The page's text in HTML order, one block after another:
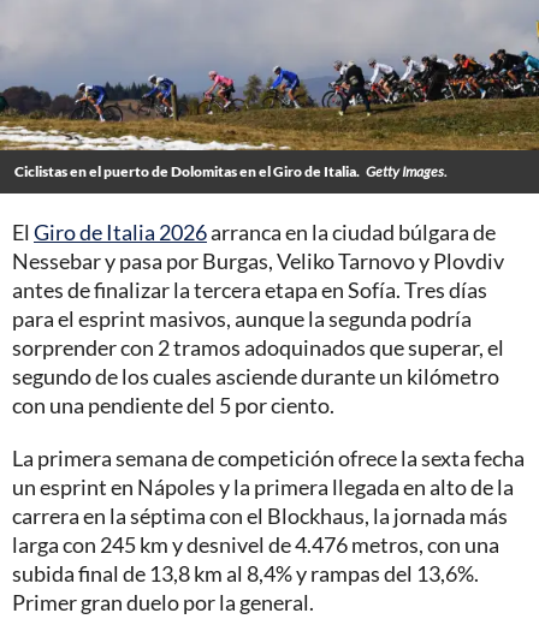
Ciclistas en el puerto de Dolomitas en el Giro de Italia. Getty Images.
El Giro de Italia 2026arranca en la ciudad búlgara de
Nessebar y pasa por Burgas, Veliko Tarnovo y Plovdiv
antes de finalizar la tercera etapa en Sofía. Tres días
para el esprint masivos, aunque la segunda podría
sorprender con 2 tramos adoquinados que superar, el
segundo de los cuales asciende durante un kilómetro
con una pendiente del 5 por ciento.
La primera semana de competición ofrece la sexta fecha
un esprint en Nápoles y la primera llegada en alto de la
carrera en la séptima con el Blockhaus, la jornada más
larga con 245 km y desnivel de 4.476 metros, con una
subida final de 13,8 km al 8,4% y rampas del 13,6%.
Primer gran duelo por la general.